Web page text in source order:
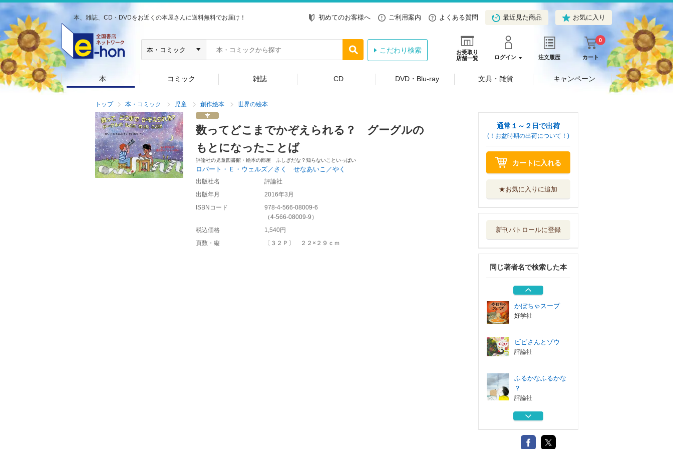
本、雑誌、CD・DVDをお近くの本屋さんに送料無料でお届け！ 初めてのお客様へ ご利用案内 よくある質問 最近見た商品 お気に入り
お受取り
店舗一覧
ログイン 注文履歴 カート
0
こだわり検索
本 コミック 雑誌 CD DVD・Blu-ray 文具・雑貨 キャンペーン
トップ 本・コミック 児童 創作絵本 世界の絵本
数ってどこまでかぞえられる？ グーグルの
もとになったことば
評論社の児童図書館・絵本の部屋 ふしぎだな？知らないこといっぱい
ロバート・Ｅ・ウェルズ／さく せなあいこ／やく
出版社名
評論社
出版年月
2016年3月
ISBNコード
978-4-566-08009-6
（4-566-08009-9 ）
税込価格
1,540円
頁数・縦
〔３２Ｐ〕 ２２×２９ｃｍ
通常１～２日で出荷
(！お盆時期の出荷について！)
カートに入れる
★お気に入りに追加
新刊パトロールに登録
同じ著者名で検索した本
ふるかなふるかな
？
ものがたりがうま
評論社
あの子はぼくらの
スーパースター
評論社
かぼちゃスープ
好学社
ビビさんとゾウ
評論社
ふるかなふるかな
？
評論社
ものがたりがうま
評論社